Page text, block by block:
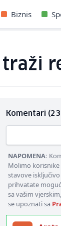
Biznis
Komentari
NAPOMENA:
Molimo korisnike
stavove
prihvatate
sa vašim
se upoznati sa